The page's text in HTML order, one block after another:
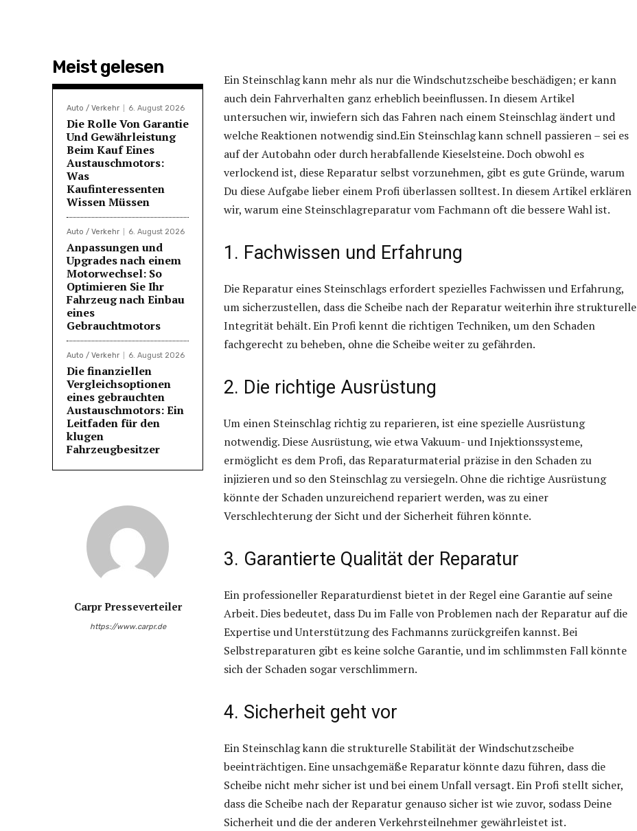
Meist gelesen
Auto / Verkehr 6. August 2026
Die Rolle Von Garantie
Und Gewährleistung
Beim Kauf Eines
Austauschmotors:
Was
Kaufinteressenten
Wissen Müssen
Auto / Verkehr 6. August 2026
Anpassungen und
Upgrades nach einem
Motorwechsel: So
Optimieren Sie Ihr
Fahrzeug nach Einbau
eines
Gebrauchtmotors
Auto / Verkehr 6. August 2026
Die finanziellen
Vergleichsoptionen
eines gebrauchten
Austauschmotors: Ein
Leitfaden für den
klugen
Fahrzeugbesitzer
Carpr Presseverteiler
https://www.carpr.de
Ein Steinschlag kann mehr als nur die Windschutzscheibe beschädigen; er kann
auch dein Fahrverhalten ganz erheblich beeinflussen. In diesem Artikel
untersuchen wir, inwiefern sich das Fahren nach einem Steinschlag ändert und
welche Reaktionen notwendig sind.Ein Steinschlag kann schnell passieren – sei es
auf der Autobahn oder durch herabfallende Kieselsteine. Doch obwohl es
verlockend ist, diese Reparatur selbst vorzunehmen, gibt es gute Gründe, warum
Du diese Aufgabe lieber einem Profi überlassen solltest. In diesem Artikel erklären
wir, warum eine Steinschlagreparatur vom Fachmann oft die bessere Wahl ist.
1. Fachwissen und Erfahrung
Die Reparatur eines Steinschlags erfordert spezielles Fachwissen und Erfahrung,
um sicherzustellen, dass die Scheibe nach der Reparatur weiterhin ihre strukturelle
Integrität behält. Ein Profi kennt die richtigen Techniken, um den Schaden
fachgerecht zu beheben, ohne die Scheibe weiter zu gefährden.
2. Die richtige Ausrüstung
Um einen Steinschlag richtig zu reparieren, ist eine spezielle Ausrüstung
notwendig. Diese Ausrüstung, wie etwa Vakuum- und Injektionssysteme,
ermöglicht es dem Profi, das Reparaturmaterial präzise in den Schaden zu
injizieren und so den Steinschlag zu versiegeln. Ohne die richtige Ausrüstung
könnte der Schaden unzureichend repariert werden, was zu einer
Verschlechterung der Sicht und der Sicherheit führen könnte.
3. Garantierte Qualität der Reparatur
Ein professioneller Reparaturdienst bietet in der Regel eine Garantie auf seine
Arbeit. Dies bedeutet, dass Du im Falle von Problemen nach der Reparatur auf die
Expertise und Unterstützung des Fachmanns zurückgreifen kannst. Bei
Selbstreparaturen gibt es keine solche Garantie, und im schlimmsten Fall könnte
sich der Schaden sogar verschlimmern.
4. Sicherheit geht vor
Ein Steinschlag kann die strukturelle Stabilität der Windschutzscheibe
beeinträchtigen. Eine unsachgemäße Reparatur könnte dazu führen, dass die
Scheibe nicht mehr sicher ist und bei einem Unfall versagt. Ein Profi stellt sicher,
dass die Scheibe nach der Reparatur genauso sicher ist wie zuvor, sodass Deine
Sicherheit und die der anderen Verkehrsteilnehmer gewährleistet ist.